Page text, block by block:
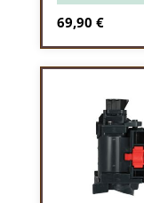
Regulärer Preis:
69,90 €